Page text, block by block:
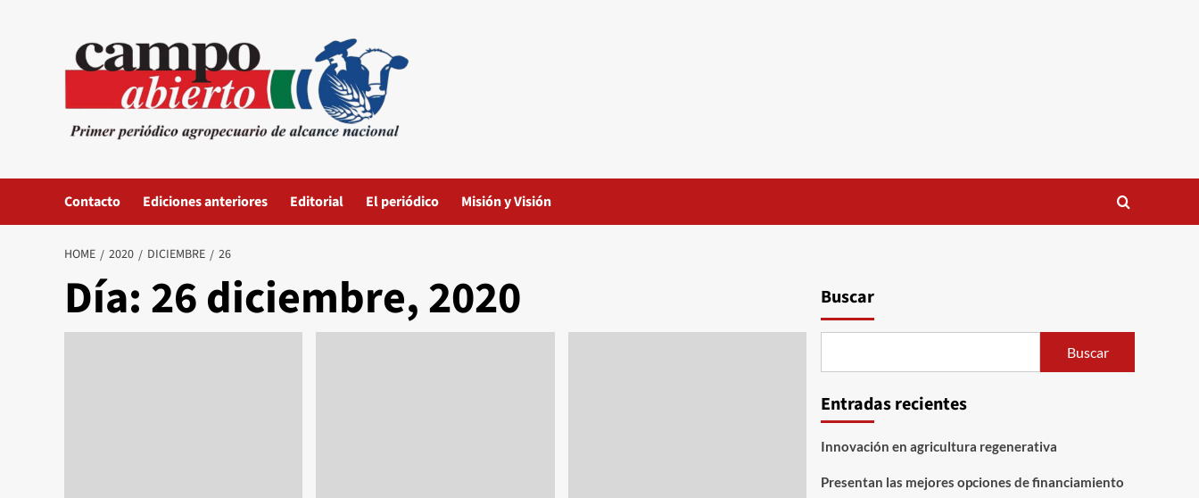
Contacto Ediciones anteriores Editorial El periódico Misión y Visión
HOME 2020 DICIEMBRE 26
Día:26 diciembre, 2020 Buscar
Buscar
Entradas recientes
Innovación en agricultura regenerativa
Presentan las mejores opciones de financiamiento